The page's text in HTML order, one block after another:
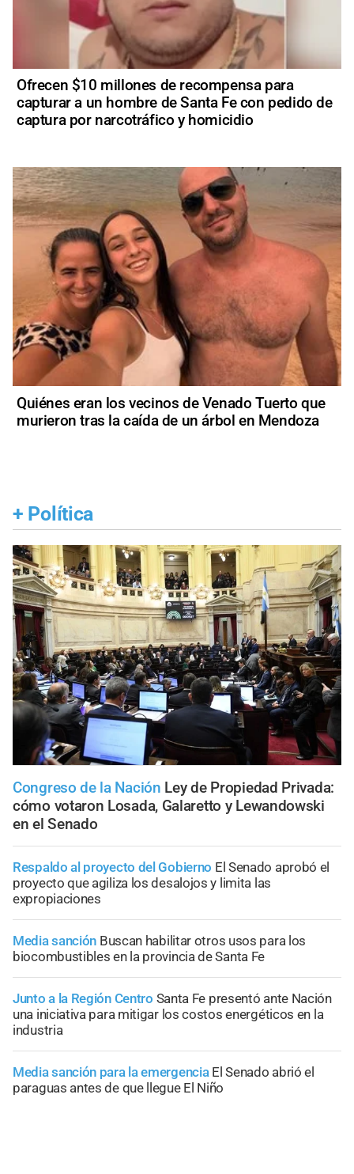
Ofrecen $10 millones de recompensa para
capturar a un hombre de Santa Fe con pedido de
captura por narcotráfico y homicidio
Quiénes eran los vecinos de Venado Tuerto que
murieron tras la caída de un árbol en Mendoza
+ Política
Congreso de la Nación Ley de Propiedad Privada:
cómo votaron Losada, Galaretto y Lewandowski
en el Senado
Respaldo al proyecto del Gobierno El Senado aprobó el
proyecto que agiliza los desalojos y limita las
expropiaciones
Media sanción Buscan habilitar otros usos para los
biocombustibles en la provincia de Santa Fe
Junto a la Región Centro Santa Fe presentó ante Nación
una iniciativa para mitigar los costos energéticos en la
industria
Media sanción para la emergencia El Senado abrió el
paraguas antes de que llegue El Niño